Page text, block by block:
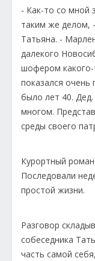
- Как-то со мной
таким же делом,
Татьяна. -
далекого
шофером какого-
показался очень
было лет 40.
многом.
среды своего
Курортный
Последовали
простой жизни.
Разговор
собеседника
часть самой